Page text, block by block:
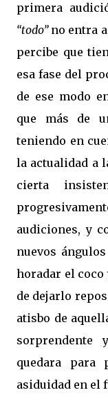
primera
“todo”no entra
percibe que
esa fase del
de ese modo
que más de
teniendo en
la actualidad a
cierta
audiciones, y
nuevos
horadar el coco
de dejarlo
atisbo de
sorprendente
quedara para
asiduidad en el